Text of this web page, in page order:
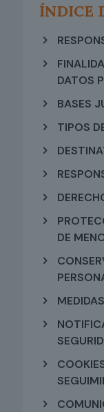
ÍNDICE
DATOS
BASES
TIPOS
DE